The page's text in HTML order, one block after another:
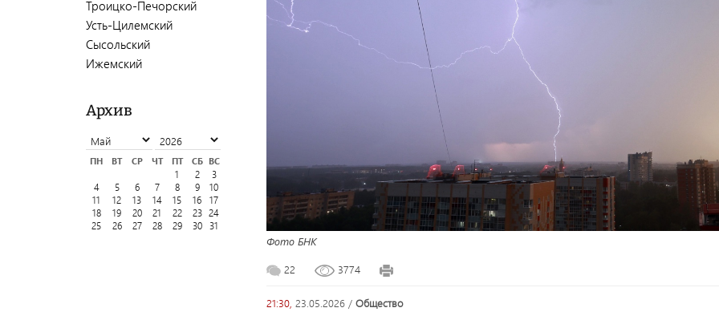
Троицко-Печорский
Усть-Цилемский
Сысольский
Ижемский
Архив
ПН ВТ СР ЧТ ПТ СБ ВС
1
2
3
4
5 6 7 8 9
10
11
12 13 14 15 16
17
18
19 20 21 22 23 24
25
26 27 28 29 30 31
Фото БНК
22 3774
21:30, 23.05.2026 / общество